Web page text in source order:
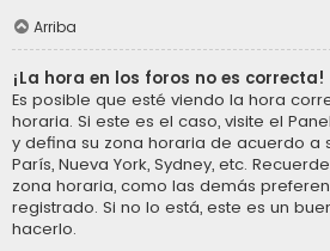
Arriba
¡La hora en los foros no es correcta!
Es posible que esté viendo la hora
horaria. Si este es el caso, visite el
y defina su zona horaria de acuerdo a
París, Nueva York, Sydney, etc.
zona horaria, como las demás
registrado. Si no lo está, este es un
hacerlo.